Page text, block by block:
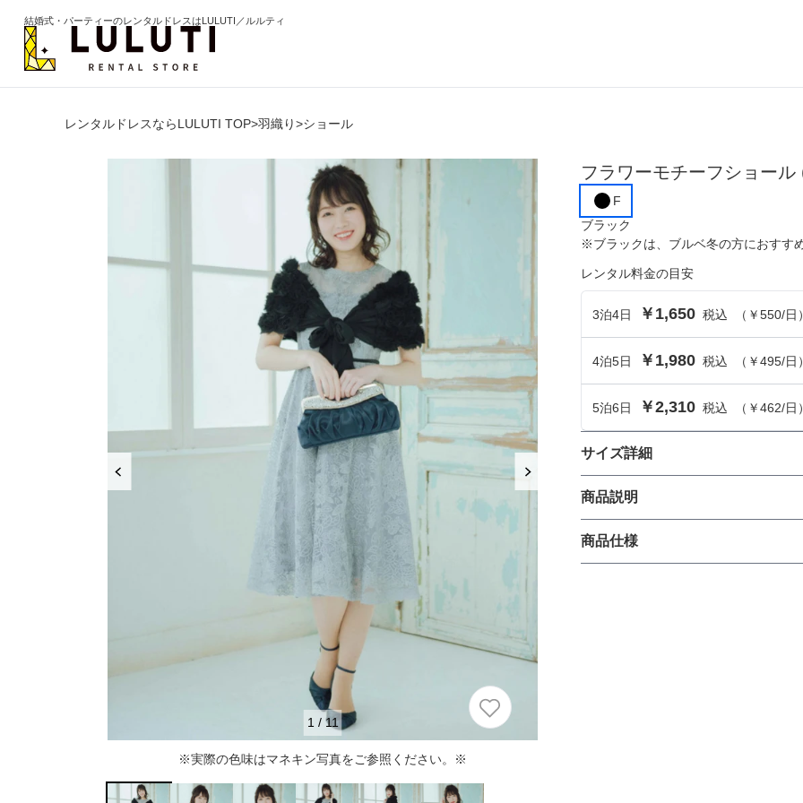
結婚式・パーティーのレンタルドレスはLULUTI／ルルティ
カテゴリから選ぶ
高級レストランにぴったり！洗練された
初めての結婚式参列はこれで間違いな
同窓会に着ていきたい憧れドレスはこれ
4点セット（ドレス＋小物3点）
カーディガン
ハンドバッグ
ストラップ付き
ネックレス
ブラックフォーマル
年代から選ぶ
20代
30代
40代
50代
60代以上
季節のコンテンツ
推し活におすすめのドレス特集♥
骨格＆パーソナルカラーのプロ監修！は
じめての結婚式参列にぴったりのドレス
セット
骨格＆パーソナルカラーのプロ監修！上
品さを叶える結婚式参列ドレスセット
【ご親族編】
結婚式・パーティ
入卒・セレモニー
食事・挨拶
推し活・イベント
レンタルドレスならLULUTI TOP>羽織り>ショール
1 / 11
※実際の色味はマネキン写真をご参照ください。※
フラワーモチーフショール
F
ブラック
※ブラックは、 ブルベ冬の方におすす
レンタル料金の目安
3泊4日 ￥1,650 税込 （ ￥550/日）
4泊5日 ￥1,980 税込 （ ￥495/日）
5泊6日 ￥2,310 税込 （ ￥462/日）
サイズ詳細
ショールのサイズ
商品説明
-
商品仕様